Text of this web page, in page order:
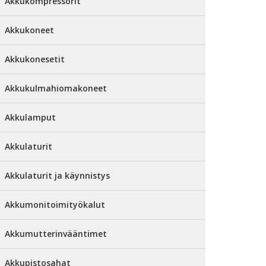
Akkukoneet
Akkukonesetit
Akkukulmahiomakoneet
Akkulamput
Akkulaturit
Akkulaturit ja käynnistys
Akkumonitoimityökalut
Akkumutterinvääntimet
Akkupistosahat